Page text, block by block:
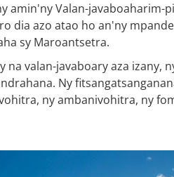
amin'ny Valan-javaboaharim-
dia azo atao ho an'ny
sy Maroantsetra.
na valan-javaboary aza
Ny
ny ambanivohitra, ny